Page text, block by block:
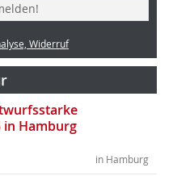
Widerruf
in Hamburg
in Hamburg